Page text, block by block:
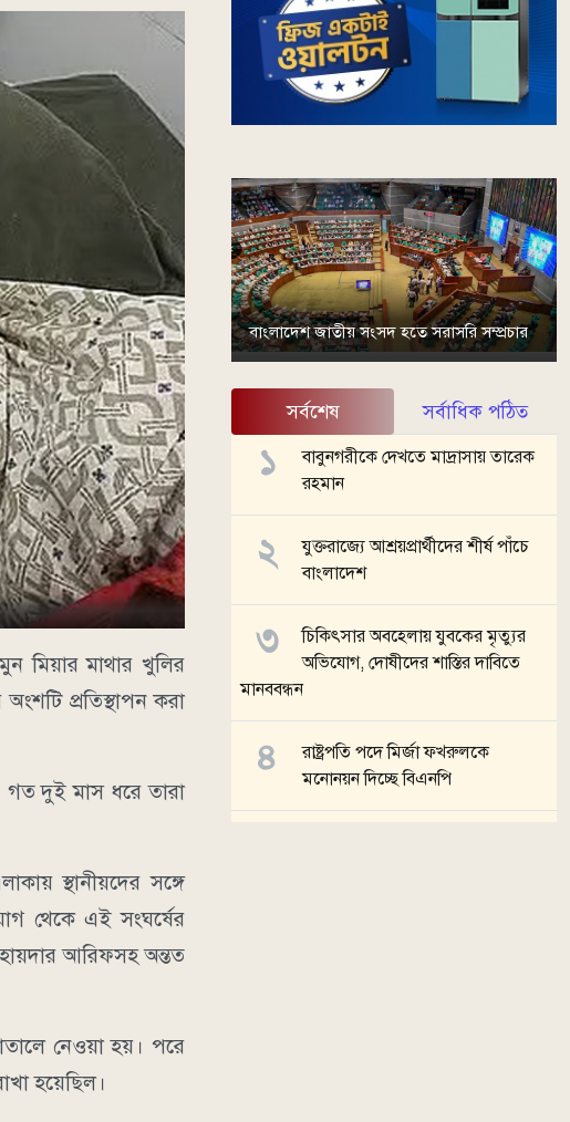
মিয়ার মাথার খুলির
প্রতিস্থাপন করা
গত দুই মাস ধরে তারা
স্থানীয়দের সঙ্গে
থেকে এই সংঘর্ষের
হায়দার আরিফসহ অন্তত
নেওয়া হয়। পরে
হয়েছিল।
বাংলাদেশ জাতীয় সংসদ হতে সরাসরি সম্প্রচার
সর্বশেষ সর্বাধিক পঠিত
বাবুনগরীকে দেখতে মাদ্রাসায় তারেক
রহমান
যুক্তরাজ্যে আশ্রয়প্রার্থীদের শীর্ষ পাঁচে
বাংলাদেশ
চিকিৎসার অবহেলায় যুবকের মৃত্যুর
অভিযোগ, দোষীদের শাস্তির দাবিতে
মানববন্ধন
রাষ্ট্রপতি পদে মির্জা ফখরুলকে
মনোনয়ন দিচ্ছে বিএনপি